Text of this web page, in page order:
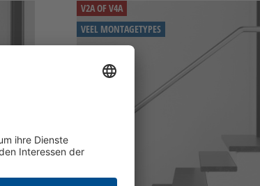
V2A OF V4A
VEEL MONTAGETYPES